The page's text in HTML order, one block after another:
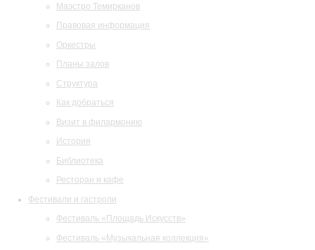
Маэстро Темирканов
Правовая информация
Оркестры
Планы залов
Структура
Как добраться
Визит в филармонию
История
Библиотека
Ресторан и кафе
Фестивали и гастроли
Фестиваль «Площадь Искусств»
Фестиваль «Музыкальная коллекция»